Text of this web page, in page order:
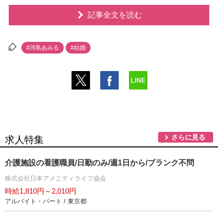
記事全文を読む
#河島あみる #結婚
求人特集 さらに見る
介護施設の看護職員/日勤のみ/週1日から/ブランク不問
株式会社日本アメニティライフ協会
時給1,810円～2,010円
アルバイト・パート / 東京都